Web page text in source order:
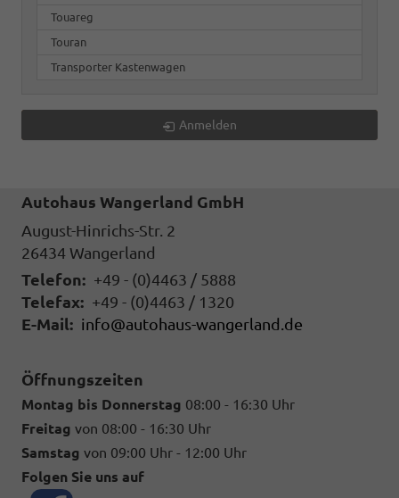
Touareg
Touran
Transporter Kastenwagen
Anmelden
Autohaus Wangerland GmbH
August-Hinrichs-Str. 2
26434 Wangerland
Telefon: +49 - (0)4463 / 5888
Telefax: +49 - (0)4463 / 1320
E-Mail: info@autohaus-wangerland.de
Öffnungszeiten
Montag bis Donnerstag 08:00 - 16:30 Uhr
Freitag von 08:00 - 16:30 Uhr
Samstag von 09:00 Uhr - 12:00 Uhr
Folgen Sie uns auf